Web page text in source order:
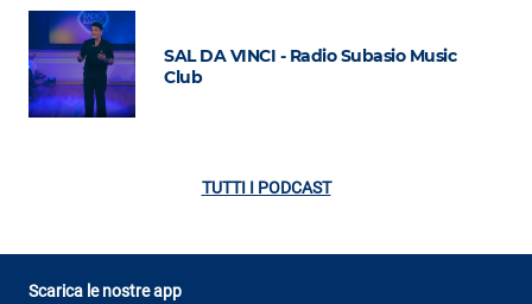
SAL DA VINCI - Radio Subasio Music
Club
TUTTI I PODCAST
Scarica le nostre app